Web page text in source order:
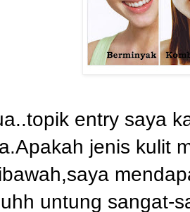
entry saya
jenis kulit
untung sangat-